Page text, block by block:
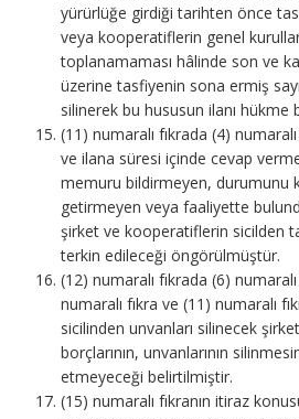
yürürlüğe girdiği tarihten önce
veya kooperatiflerin genel
toplanamaması hâlinde son ve
üzerine tasfiyenin sona ermiş
silinerek bu hususun ilanı hükme
(11) numaralı fıkrada (4)
ve ilana süresi içinde cevap
memuru bildirmeyen, durumunu
getirmeyen veya faaliyette
şirket ve kooperatiflerin sicilden
terkin edileceği öngörülmüştür.
(12) numaralı fıkrada (6)
numaralı fıkra ve (11) numaralı
sicilinden unvanları silinecek
borçlarının, unvanlarının
etmeyeceği belirtilmiştir.
(15) numaralı fıkranın itiraz